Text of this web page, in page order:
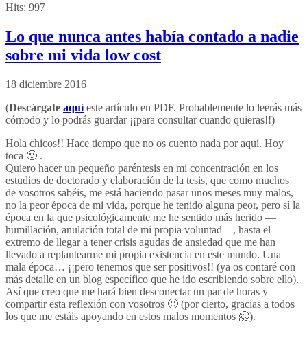
Hits: 997
Lo que nunca antes había contado a nadie
sobre mi vida low cost
18 diciembre 2016
(Descárgate aquíeste artículo en PDF. Probablemente lo leerás más
cómodo y lo podrás guardar ¡¡para consultar cuando quieras!!)
Hola chicos!! Hace tiempo que no os cuento nada por aquí. Hoy
toca 🙂 .
Quiero hacer un pequeño paréntesis en mi concentración en los
estudios de doctorado y elaboración de la tesis, que como muchos
de vosotros sabéis, me está haciendo pasar unos meses muy malos,
no la peor época de mi vida, porque he tenido alguna peor, pero sí la
época en la que psicológicamente me he sentido más herido —
humillación, anulación total de mi propia voluntad—, hasta el
extremo de llegar a tener crisis agudas de ansiedad que me han
llevado a replantearme mi propia existencia en este mundo. Una
mala época… ¡¡pero tenemos que ser positivos!! (ya os contaré con
más detalle en un blog específico que he ido escribiendo sobre ello).
Así que creo que me hará bien desconectar un par de horas y
compartir esta reflexión con vosotros 🙂 (por cierto, gracias a todos
los que me estáis apoyando en estos malos momentos 🤗).